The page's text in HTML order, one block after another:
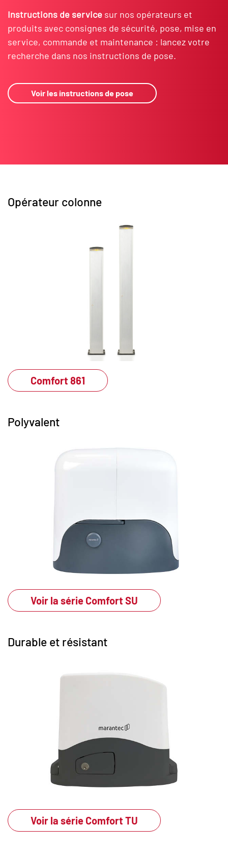
Instructions de service sur nos opérateurs et
produits avec consignes de sécurité, pose, mise en
service, commande et maintenance : lancez votre
recherche dans nos instructions de pose.
Voir les instructions de pose
Opérateur colonne
Comfort 861
Polyvalent
Voir la série Comfort SU
Durable et résistant
Voir la série Comfort TU